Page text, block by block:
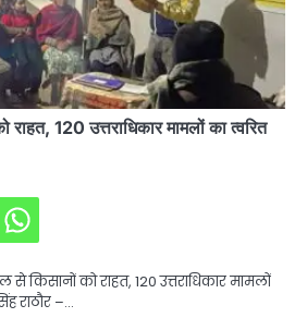
राहत, 120 उत्तराधिकार मामलों का त्वरित
से किसानों को राहत, 120 उत्तराधिकार मामलों
राठौर –…